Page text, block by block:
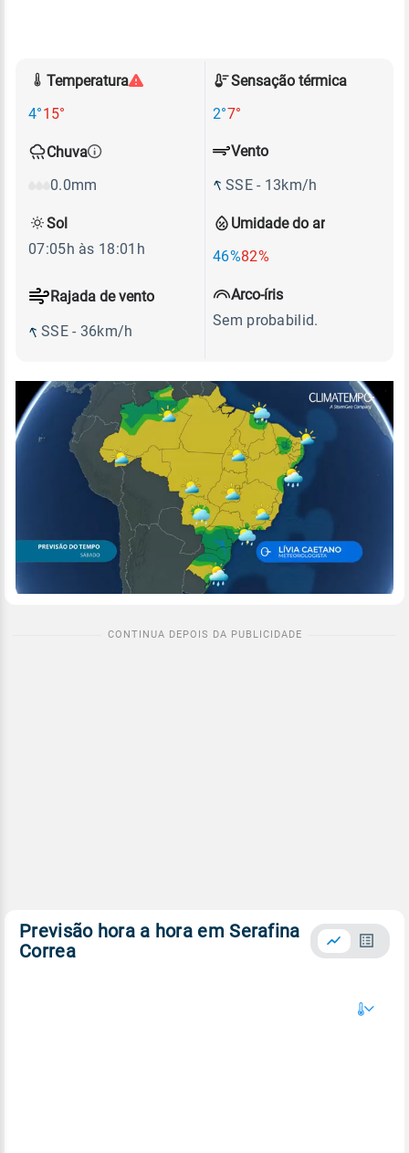
Temperatura
4°15°
Sensação térmica
2°7°
Chuva
0.0mm
Umidade do ar
46%82%
Vento
SSE - 13km/h
Rajada de vento
SSE - 36km/h
Sol
07:05h às 18:01h
Arco-íris
Sem probabilid.
Previsão hora a hora em Serafina
Correa